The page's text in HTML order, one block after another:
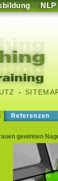
NLP
-
Referenzen
gewinnen